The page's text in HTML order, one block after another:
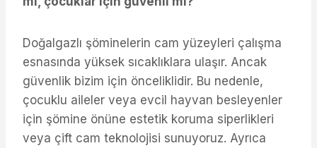
Doğalgazlı şöminelerin cam yüzeyleri çalışma
esnasında yüksek sıcaklıklara ulaşır. Ancak
güvenlik bizim için önceliklidir. Bu nedenle,
çocuklu aileler veya evcil hayvan besleyenler
için şömine önüne estetik koruma siperlikleri
veya çift cam teknolojisi sunuyoruz. Ayrıca